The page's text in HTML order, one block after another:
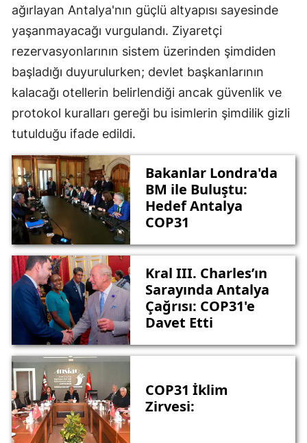
ağırlayan Antalya'nın güçlü altyapısı sayesinde
yaşanmayacağı vurgulandı. Ziyaretçi
rezervasyonlarının sistem üzerinden şimdiden
başladığı duyurulurken; devlet başkanlarının
kalacağı otellerin belirlendiği ancak güvenlik ve
protokol kuralları gereği bu isimlerin şimdilik gizli
tutulduğu ifade edildi.
Bakanlar Londra'da
BM ile Buluştu:
Hedef Antalya
COP31
Kral III. Charles’ın
Sarayında Antalya
Çağrısı: COP31'e
Davet Etti
COP31 İklim
Zirvesi: